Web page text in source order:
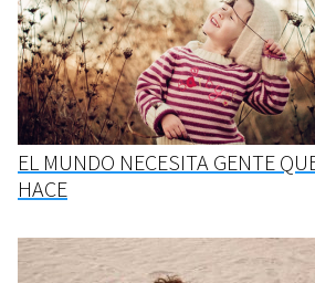
EL MUNDO NECESITA GENTE
HACE